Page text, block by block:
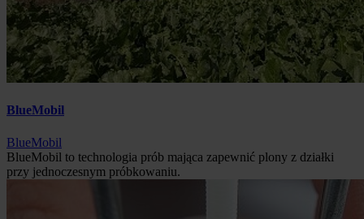
BlueMobil
BlueMobil
BlueMobil to technologia prób mająca zapewnić plony z działki
przy jednoczesnym próbkowaniu.